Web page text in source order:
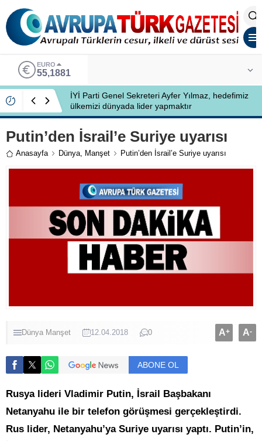
EURO
55,1881
İYİ Parti Genel Sekreteri Ayfer Yılmaz, hedefimiz
ülkemizi dünyada lider yapmaktır
Putin’den İsrail’e Suriye uyarısı
Anasayfa Dünya, Manşet Putin’den İsrail’e Suriye uyarısı
Dünya Manşet 12.04.2018 0 A+ A-
ABONE OL
Rusya lideri Vladimir Putin, İsrail Başbakanı
Netanyahu ile bir telefon görüşmesi gerçekleştirdi.
Rus lider, Netanyahu’ya Suriye uyarısı yaptı. Putin’in,